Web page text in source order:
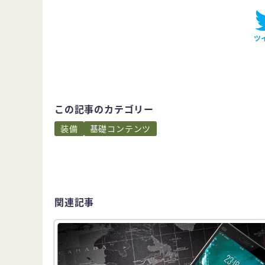
ツ
この記事のカテゴリー
装備 基礎コンテンツ
関連記事